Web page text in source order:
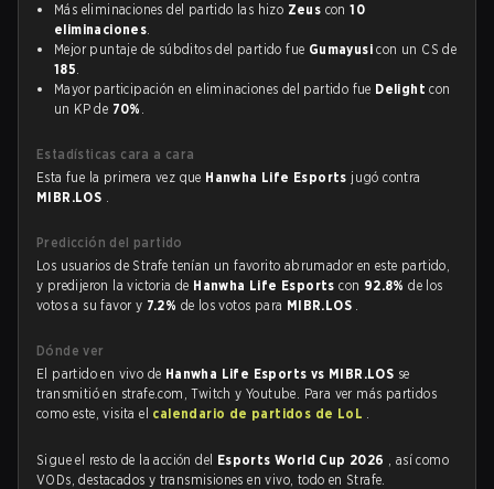
Más eliminaciones del partido las hizo Zeus con10
eliminaciones.
Mejor puntaje de súbditos del partido fue Gumayusi con un CS de
185.
Mayor participación en eliminaciones del partido fue Delight con
un KP de 70% .
Estadísticas cara a cara
Esta fue la primera vez que Hanwha Life Esports jugó contra
MIBR.LOS .
Predicción del partido
Los usuarios de Strafe tenían un favorito abrumador en este partido,
y predijeron la victoria de Hanwha Life Esportscon 92.8%de los
votos a su favor y 7.2% de los votos para MIBR.LOS .
Dónde ver
El partido en vivo de Hanwha Life Esports vs MIBR.LOS se
transmitió en strafe.com, Twitch y Youtube. Para ver más partidos
como este, visita el calendario de partidos de LoL .
Sigue el resto de la acción del Esports World Cup 2026 , así como
VODs, destacados y transmisiones en vivo, todo en Strafe.